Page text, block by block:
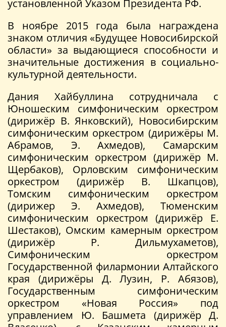
установленной Указом Президента РФ.
В ноябре 2015 года была награждена
знаком отличия «Будущее Новосибирской
области» за выдающиеся способности и
значительные достижения в социально-
культурной деятельности.
Дания Хайбуллина сотрудничала с
Юношеским симфоническим оркестром
(дирижёр В. Янковский), Новосибирским
симфоническим оркестром (дирижёры М.
Абрамов, Э. Ахмедов), Самарским
симфоническим оркестром (дирижёр М.
Щербаков), Орловским симфоническим
оркестром (дирижёр В. Шкапцов),
Томским симфоническим оркестром
(дирижер Э. Ахмедов), Тюменским
симфоническим оркестром (дирижёр Е.
Шестаков), Омским камерным оркестром
(дирижёр Р. Дильмухаметов),
Симфоническим оркестром
Государственной филармонии Алтайского
края (дирижёры Д. Лузин, Р. Абязов),
Государственным симфоническим
оркестром «Новая Россия» под
управлением Ю. Башмета (дирижёр Д.